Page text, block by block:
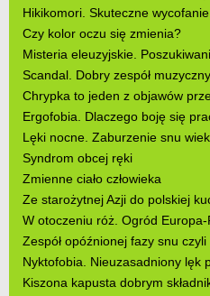
Hikikomori. Skuteczne
Czy kolor oczu się zmienia?
Misteria eleuzyjskie.
Scandal. Dobry zespół
Chrypka to jeden z objawów
Ergofobia. Dlaczego boję się
Lęki nocne. Zaburzenie snu
Syndrom obcej ręki
Zmienne ciało człowieka
Ze starożytnej Azji do polskiej
W otoczeniu róż. Ogród Europa-
Zespół opóźnionej fazy snu
Nyktofobia. Nieuzasadniony lęk
Kiszona kapusta dobrym